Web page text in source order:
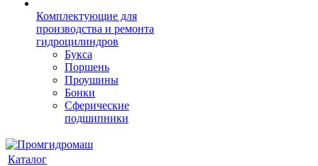
Комплектующие для
производства и ремонта
гидроцилиндров
Букса
Поршень
Проушины
Бонки
Сферические
подшипники
Каталог